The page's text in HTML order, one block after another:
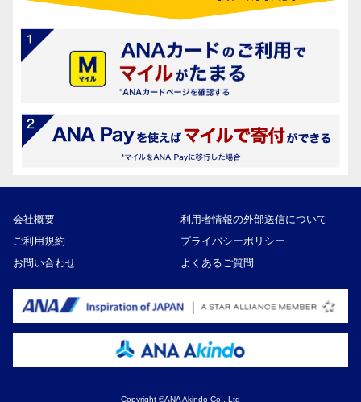
会社概要
利用者情報の外部送信について
ご利用規約
プライバシーポリシー
お問い合わせ
よくあるご質問
Copyright ©ANA Akindo Co., Ltd